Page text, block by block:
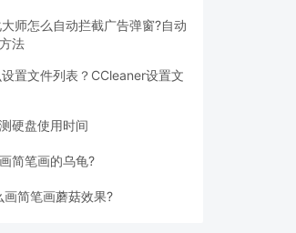
师怎么自动拦截广告弹窗?自动
法
置文件列表？CCleaner设置文
硬盘使用时间
简笔画的乌龟?
画简笔画蘑菇效果?